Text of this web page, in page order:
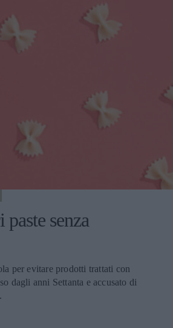
senza
per evitare prodotti trattati con
dagli anni Settanta e accusato di